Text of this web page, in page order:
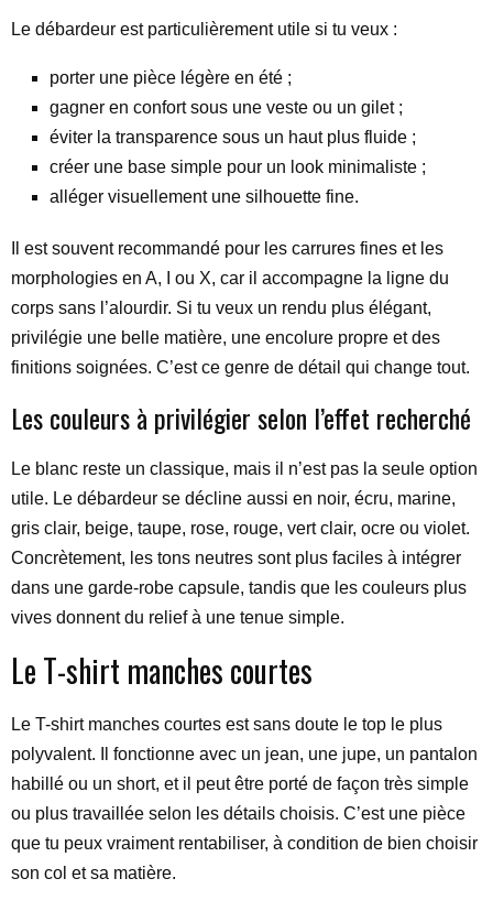
Le débardeur est particulièrement utile si tu veux :
porter une pièce légère en été ;
gagner en confort sous une veste ou un gilet ;
éviter la transparence sous un haut plus fluide ;
créer une base simple pour un look minimaliste ;
alléger visuellement une silhouette fine.
Il est souvent recommandé pour les carrures fines et les
morphologies en A, I ou X, car il accompagne la ligne du
corps sans l’alourdir. Si tu veux un rendu plus élégant,
privilégie une belle matière, une encolure propre et des
finitions soignées. C’est ce genre de détail qui change tout.
Les couleurs à privilégier selon l’effet recherché
Le blanc reste un classique, mais il n’est pas la seule option
utile. Le débardeur se décline aussi en noir, écru, marine,
gris clair, beige, taupe, rose, rouge, vert clair, ocre ou violet.
Concrètement, les tons neutres sont plus faciles à intégrer
dans une garde-robe capsule, tandis que les couleurs plus
vives donnent du relief à une tenue simple.
Le T-shirt manches courtes
Le T-shirt manches courtes est sans doute le top le plus
polyvalent. Il fonctionne avec un jean, une jupe, un pantalon
habillé ou un short, et il peut être porté de façon très simple
ou plus travaillée selon les détails choisis. C’est une pièce
que tu peux vraiment rentabiliser, à condition de bien choisir
son col et sa matière.